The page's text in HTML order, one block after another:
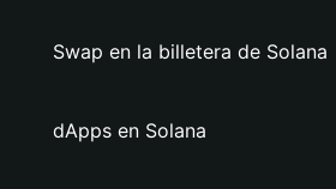
Swap en la billetera de Solana
dApps en Solana